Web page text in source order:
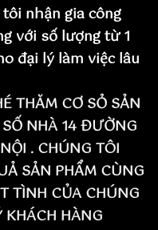
nhận gia công
với số lượng từ 1
đại lý làm việc lâu
THĂM CƠ SỎ SẢN
NHÀ 14 ĐƯỜNG
. CHÚNG TÔI
SẢN PHẨM CÙNG
TÌNH CỦA CHÚNG
HÀNG